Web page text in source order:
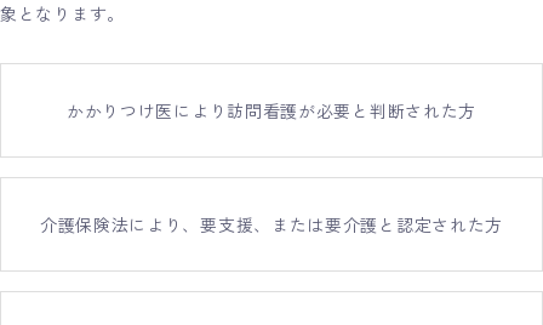
象となります。
かかりつけ医により訪問看護が必要と判断された方
介護保険法により、要支援、または要介護と認定された方